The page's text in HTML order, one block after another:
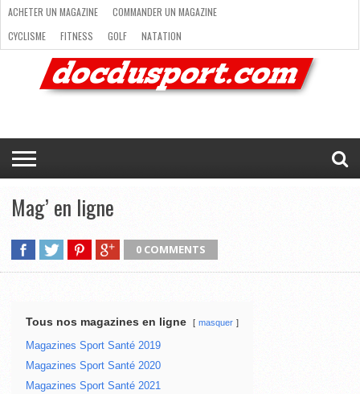
ACHETER
MAGAZINE
COMMANDER
UN
MAGAZINE
CYCLISME
FITNESS
GOLF
NATATION
RANDONNÉE
RUNNING
SKI
TRAIL
RUNNING
TRIATHLON
VOILE
NEWSLETTER
MAG’
EN
LIGNE
NOUS
CONTACTER
ACHETER UN MAGAZINE
COMMANDER UN MAGAZINE
CYCLISME
FITNESS GOLF
NATATION
RANDONNÉE
RUNNING SKI
TRAIL RUNNING
TRIATHLON
VOILE NEWSLETTER
MAG’ EN LIGNE
Mag’ en ligne
0 COMMENTS
Tous nos magazines en ligne masquer
Magazines Sport Santé 2019
Magazines Sport Santé 2020
Magazines Sport Santé 2021